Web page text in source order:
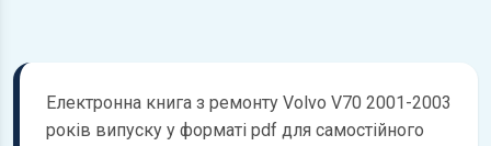
Електронна книга з ремонту Volvo V70 2001-2003
років випуску у форматі pdf для самостійного